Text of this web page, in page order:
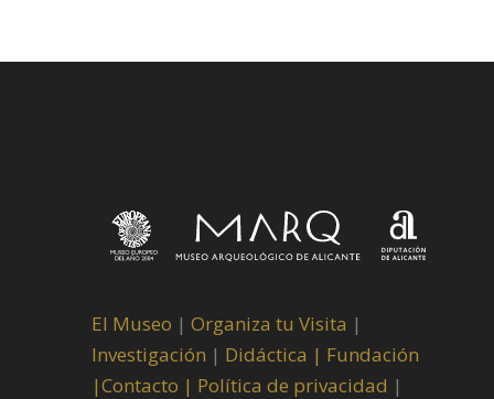
El Museo | Organiza tu Visita |
Investigación | Didáctica | Fundación
|Contacto | Política de privacidad |